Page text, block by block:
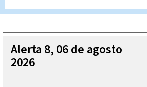
Alerta 8, 06 de agosto
2026